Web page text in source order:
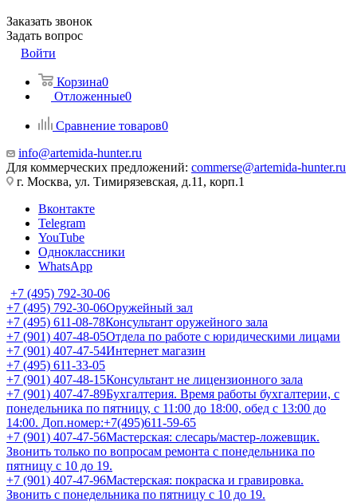
Заказать звонок
Задать вопрос
Войти
Корзина0
Отложенные0
Сравнение товаров0
info@artemida-hunter.ru
Для коммерческих предложений: commerse@artemida-hunter.ru
г. Москва, ул. Тимирязевская, д.11, корп.1
Вконтакте
Telegram
YouTube
Одноклассники
WhatsApp
+7 (495) 792-30-06
+7 (495) 792-30-06Оружейный зал
+7 (495) 611-08-78Консультант оружейного зала
+7 (901) 407-48-05Отдела по работе с юридическими лицами
+7 (901) 407-47-54Интернет магазин
+7 (495) 611-33-05
+7 (901) 407-48-15Консультант не лицензионного зала
+7 (901) 407-47-89Бухгалтерия. Время работы бухгалтерии, с
понедельника по пятницу, с 11:00 до 18:00, обед с 13:00 до
14:00. Доп.номер:+7(495)611-59-65
+7 (901) 407-47-56Мастерская: слесарь/мастер-ложевщик.
Звонить только по вопросам ремонта с понедельника по
пятницу с 10 до 19.
+7 (901) 407-47-96Мастерская: покраска и гравировка.
Звонить с понедельника по пятницу с 10 до 19.